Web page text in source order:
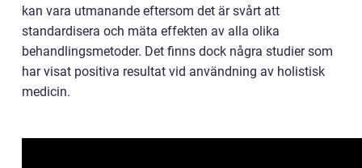
kan vara utmanande eftersom det är svårt att
standardisera och mäta effekten av alla olika
behandlingsmetoder. Det finns dock några studier som
har visat positiva resultat vid användning av holistisk
medicin.